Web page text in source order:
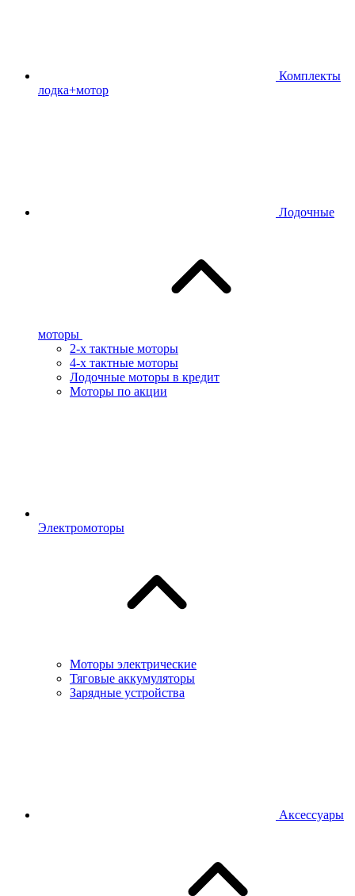
Комплекты
лодка+мотор
Лодочные
моторы
2-х тактные моторы
4-х тактные моторы
Лодочные моторы в кредит
Моторы по акции
Электромоторы
Моторы электрические
Тяговые аккумуляторы
Зарядные устройства
Аксессуары